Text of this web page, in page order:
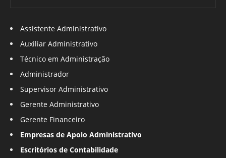
Assistente Administrativo
Auxiliar Administrativo
Técnico em Administração
Administrador
Supervisor Administrativo
Gerente Administrativo
Gerente Financeiro
Empresas de Apoio Administrativo
Escritórios de Contabilidade